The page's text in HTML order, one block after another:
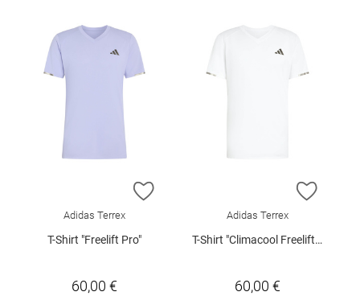
ZUR WUNSCHLISTE HINZUFÜGEN
Adidas Terrex
T-Shirt "Freelift Pro"
60,00 €
ZUR
Adidas Terrex
T-Shirt "Climacool Freelift Pro"
60,00 €